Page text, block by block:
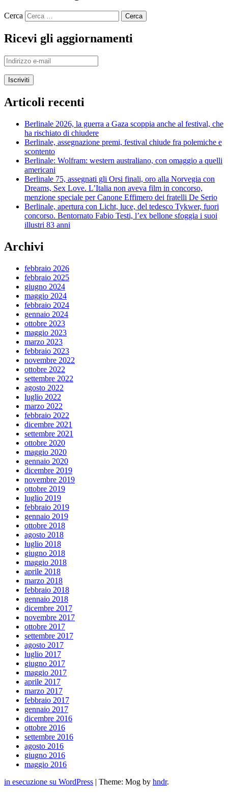
Cerca
Ricevi gli aggiornamenti
Indirizzo
e-
mail
Articoli recenti
Berlinale 2026, la guerra a Gaza scoppia anche al festival, che
ha rischiato di chiudere
Berlinale, assegnazione premi, festival chiude fra polemiche e
scontento
Berlinale: Wolfram: western australiano, con omaggio a quelli
americani
Berlinale 75, assegnati gli Orsi finali, oro alla Norvegia con
Dreams, Sex Love. L’Italia non aveva film in concorso,
menzione speciale per Canone Effimero dei fratelli De Serio
Berlinale, apertura con Licht, luce, del tedesco Tykwer, fuori
concorso. Bentornato Fabio Testi, l’ex bellone sfoggia i suoi
illustri 83 anni
Archivi
febbraio 2026
febbraio 2025
giugno 2024
maggio 2024
febbraio 2024
gennaio 2024
ottobre 2023
maggio 2023
marzo 2023
febbraio 2023
novembre 2022
ottobre 2022
settembre 2022
agosto 2022
luglio 2022
marzo 2022
febbraio 2022
dicembre 2021
settembre 2021
ottobre 2020
maggio 2020
gennaio 2020
dicembre 2019
novembre 2019
ottobre 2019
luglio 2019
febbraio 2019
gennaio 2019
ottobre 2018
agosto 2018
luglio 2018
giugno 2018
maggio 2018
aprile 2018
marzo 2018
febbraio 2018
gennaio 2018
dicembre 2017
novembre 2017
ottobre 2017
settembre 2017
agosto 2017
luglio 2017
giugno 2017
maggio 2017
aprile 2017
marzo 2017
febbraio 2017
gennaio 2017
dicembre 2016
ottobre 2016
settembre 2016
agosto 2016
giugno 2016
maggio 2016
in esecuzione su WordPress | Theme: Mog by hndr.